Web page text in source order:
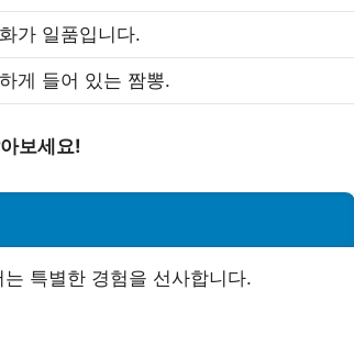
가 일품입니다.
게 들어 있는 짬뽕.
보세요!
특별한 경험을 선사합니다.